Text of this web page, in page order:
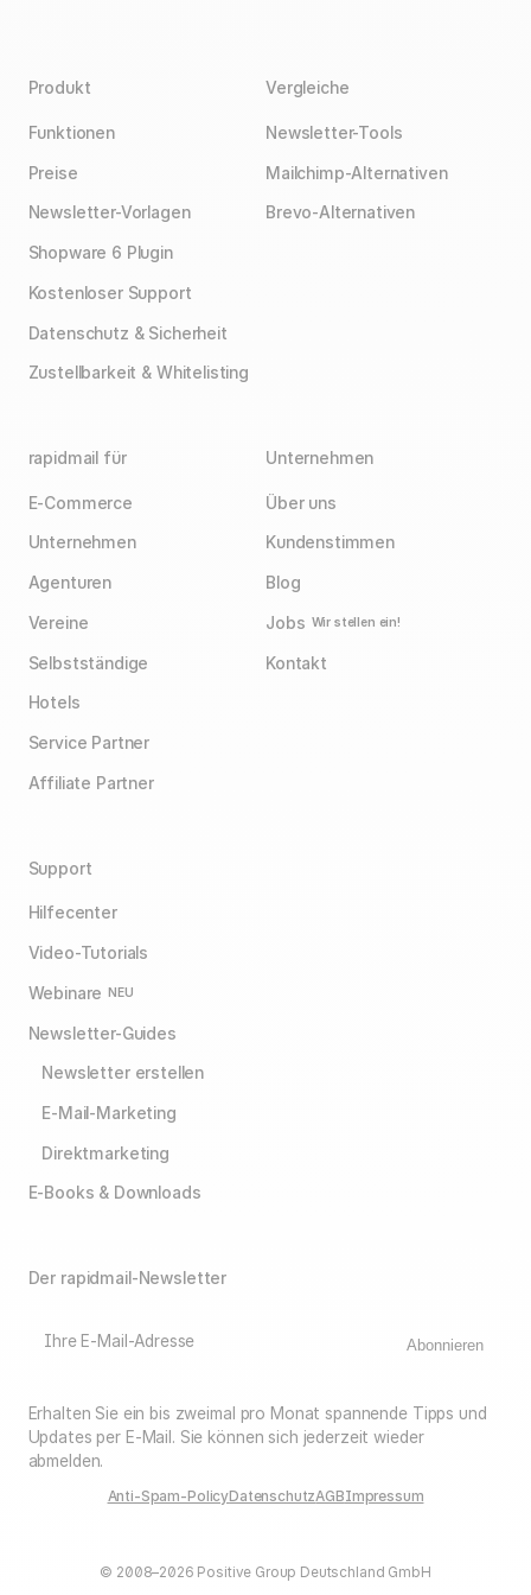
Optimierungsmaßnahmen ab.
Produkt
Funktionen
Preise
Newsletter-Vorlagen
Shopware 6 Plugin
Kostenloser Support
Datenschutz & Sicherheit
Zustellbarkeit & Whitelisting
Vergleiche
Newsletter-Tools
Mailchimp-Alternativen
Brevo-Alternativen
rapidmail für
E-Commerce
Unternehmen
Agenturen
Vereine
Selbstständige
Hotels
Service Partner
Affiliate Partner
Unternehmen
Über uns
Kundenstimmen
Blog
Jobs Wir stellen ein!
Kontakt
Support
Hilfecenter
Video-Tutorials
Webinare NEU
Newsletter-Guides
Newsletter erstellen
E-Mail-Marketing
Direktmarketing
E-Books & Downloads
Der rapidmail-Newsletter
Ihre E-Mail-Adresse Abonnieren
Erhalten Sie ein bis zweimal pro Monat spannende Tipps und
Updates per E-Mail. Sie können sich jederzeit wieder
abmelden.
Anti-Spam-PolicyDatenschutzAGBImpressum
© 2008–2026 Positive Group Deutschland GmbH